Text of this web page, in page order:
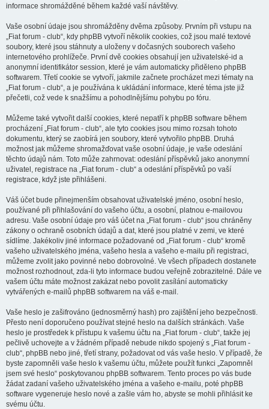
informace shromážděné během každé vaší návštěvy.
Vaše osobní údaje jsou shromážděny dvěma způsoby. Prvním při vstupu na
„Fiat forum - club“, kdy phpBB vytvoří několik cookies, což jsou malé textové
soubory, které jsou stáhnuty a uloženy v dočasných souborech vašeho
internetového prohlížeče. První dvě cookies obsahují jen uživatelské-id a
anonymní identifikátor session, které je vám automaticky přiděleno phpBB
softwarem. Třetí cookie se vytvoří, jakmile začnete procházet mezi tématy na
„Fiat forum - club“, a je používána k ukládání informace, které téma jste již
přečetli, což vede k snažšímu a pohodlnějšímu pohybu po fóru.
Můžeme také vytvořit další cookies, které nepatří k phpBB software během
procházení „Fiat forum - club“, ale tyto cookies jsou mimo rozsah tohoto
dokumentu, který se zaobírá jen soubory, které vytvořilo phpBB. Druhá
možnost jak můžeme shromažďovat vaše osobní údaje, je vaše odeslání
těchto údajů nám. Toto může zahrnovat: odeslání příspěvků jako anonymní
uživatel, registrace na „Fiat forum - club“ a odeslání příspěvků po vaší
registrace, když jste přihlášeni.
Váš účet bude přinejmenším obsahovat uživatelské jméno, osobní heslo,
používané při přihlašování do vašeho účtu, a osobní, platnou e-mailovou
adresu. Vaše osobní údaje pro váš účet na „Fiat forum - club“ jsou chráněny
zákony o ochraně osobních údajů a dat, které jsou platné v zemi, ve které
sídlíme. Jakékoliv jiné informace požadované od „Fiat forum - club“ kromě
vašeho uživatelského jména, vašeho hesla a vašeho e-mailu při registraci,
můžeme zvolit jako povinné nebo dobrovolné. Ve všech případech dostanete
možnost rozhodnout, zda-li tyto informace budou veřejně zobrazitelné. Dále ve
vašem účtu máte možnost zakázat nebo povolit zasílání automaticky
vytvářených e-mailů phpBB softwarem na váš e-mail.
Vaše heslo je zašifrováno (jednosměrný hash) pro zajištění jeho bezpečnosti.
Přesto není doporučeno používat stejné heslo na dalších stránkách. Vaše
heslo je prostředek k přístupu k vašemu účtu na „Fiat forum - club“, takže jej
pečlivě uchovejte a v žádném případě nebude nikdo spojený s „Fiat forum -
club“, phpBB nebo jiné, třetí strany, požadovat od vás vaše heslo. V případě, že
byste zapomněli vaše heslo k vašemu účtu, můžete použít funkci „Zapomněl
jsem své heslo“ poskytovanou phpBB softwarem. Tento proces po vás bude
žádat zadaní vašeho uživatelského jména a vašeho e-mailu, poté phpBB
software vygeneruje heslo nové a zašle vám ho, abyste se mohli přihlásit ke
svému účtu.